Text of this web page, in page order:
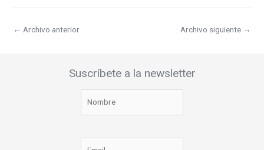
← Archivo anterior Archivo siguiente →
Suscríbete a la newsletter